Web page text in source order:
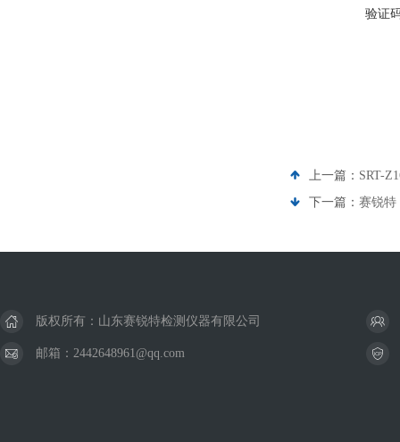
验证
上一篇： SRT-
下一篇： 赛锐特
版权所有：山东赛锐特检测仪器有限公司
邮箱：2442648961@qq.com